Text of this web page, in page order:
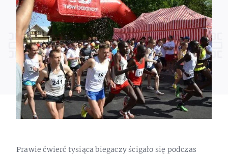
Prawie ćwierć tysiąca biegaczy ścigało się podczas